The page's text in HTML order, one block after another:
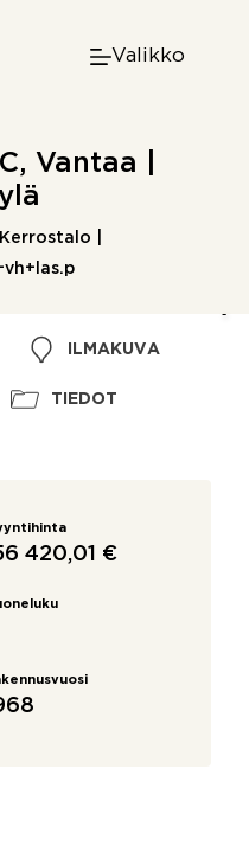
Valikko
Vantaa |
|
ILMAKUVA
TIEDOT
420,01 €